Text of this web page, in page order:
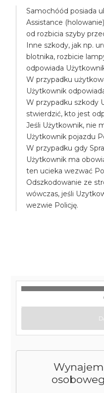
Samochóód posiada
Assistance
od rozbicia szyby
Inne szkody, jak np.
blotnika, rozbicie
odpowiada
W przypadku
Użytkownik
W przypadku szkody
stwierdzić, kto jest
Jeśli Użytkownik, nie
Użytkownik pojazdu
W przypadku gdy
Użytkownik ma
ten ucieka wezwać
Odszkodowanie ze
wówczas, jeśli
wezwie Policję.